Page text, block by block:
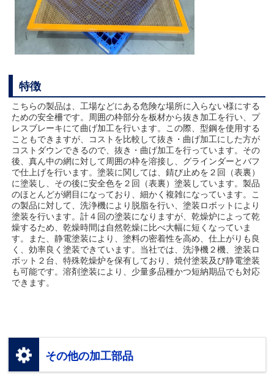
特徴
こちらの製品は、工場などにある危険な場所に入らない様にする
ための安全柵です。周囲の枠部分を板材から抜き加工を行い、プ
レスブレーキにて曲げ加工を行います。この際、型鋼を使用する
こともできますが、コストを比較して抜き・曲げ加工にした方が
コストダウンできるので、抜き・曲げ加工を行っています。その
後、真ん中の網に対して周囲の枠を溶接し、グラインダーとバフ
で仕上げを行います。塗装に関しては、錆び止めを２回（表裏）
に塗装し、その後に安全色を２回（表裏）塗装しています。製品
のほとんどが網目になっており、細かく複雑になっています。こ
の製品に対して、洗浄機により脱脂を行い、塗装ロボットにより
塗装を行います。計４回の塗装になりますが、乾燥炉によって乾
燥するため、乾燥時間は自然乾燥に比べ大幅に短くなっていま
す。また、静電塗装により、塗料の密着性を高め、仕上がりも良
く、効率良く塗装できています。当社では、洗浄機２機、塗装ロ
ボット２台、特殊乾燥炉を保有しており、焼付塗装及び静電塗装
も可能です。溶剤塗装により、少量多品種かつ短納期品でも対応
できます。
その他の加工部品